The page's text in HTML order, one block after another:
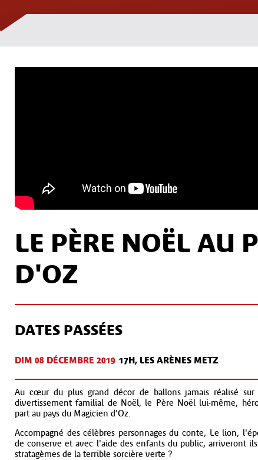
LE PÈRE NOËL AU
D'OZ
DATES PASSÉES
DIM 08 DÉCEMBRE 2019 17H, LES ARÈNES METZ
Au cœur du plus grand décor de ballons jamais réalisé
divertissement familial de Noël, le Père Noël lui-même,
part au pays du Magicien d'Oz.
Accompagné des célèbres personnages du conte, Le lion,
de conserve et avec l'aide des enfants du public, arriveront
stratagèmes de la terrible sorcière verte ?